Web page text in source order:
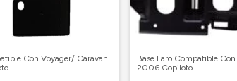
Con Voyager/ Caravan
Base Faro Compatible
2006 Copiloto